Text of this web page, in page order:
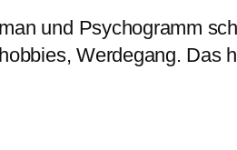
und Psychogramm
Werdegang. Das